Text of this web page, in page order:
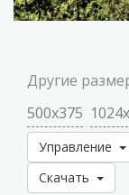
Другие
500x375
Управление
Скачать